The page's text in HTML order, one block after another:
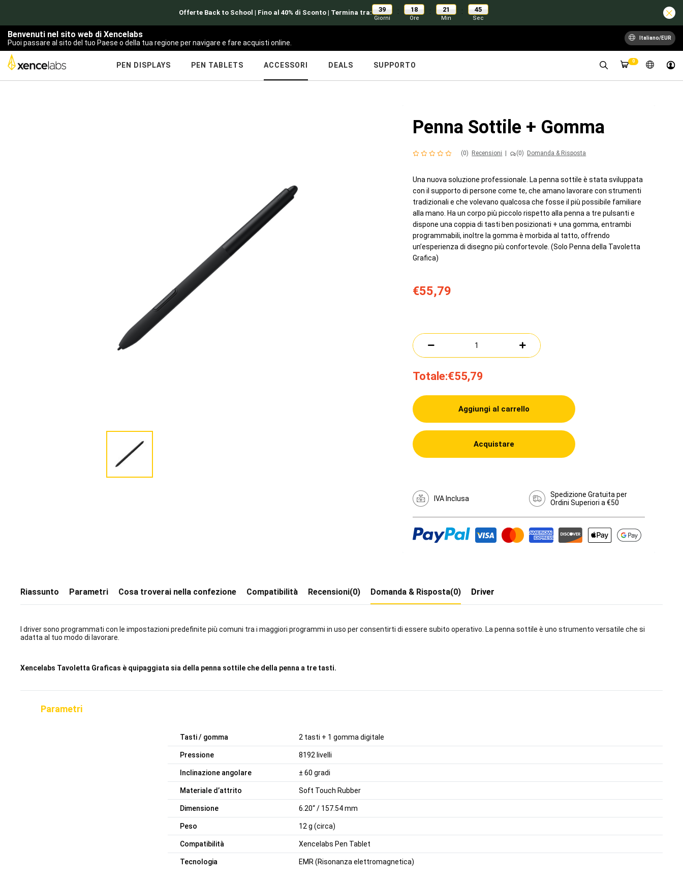
Offerte Back to School | Fino al 40% di Sconto | Termina tra: 39
Giorni
: 18
Ore
: 21
Min
: 44
Sec
Benvenuti nel sito web di Xencelabs
Puoi passare al sito del tuo Paese o della tua regione per navigare e fare acquisti online.
Italiano/EUR
PEN DISPLAYS PEN TABLETS ACCESSORI DEALS SUPPORTO 0
Penna Sottile + Gomma
(0) Recensioni (0) Domanda & Risposta
Una nuova soluzione professionale. La penna sottile è stata sviluppata
con il supporto di persone come te, che amano lavorare con strumenti
tradizionali e che volevano qualcosa che fosse il più possibile familiare
alla mano. Ha un corpo più piccolo rispetto alla penna a tre pulsanti e
dispone una coppia di tasti ben posizionati + una gomma, entrambi
programmabili, inoltre la gomma è morbida al tatto, offrendo
un’esperienza di disegno più confortevole. (Solo Penna della Tavoletta
Grafica)
€55,79
Totale:€55,79
Aggiungi al carrello
Acquistare
IVA Inclusa
Spedizione Gratuita per
Ordini Superiori a €50
Riassunto Parametri Cosa troverai nella confezione Compatibilità Recensioni(0) Domanda & Risposta(0) Driver
I driver sono programmati con le impostazioni predefinite più comuni tra i maggiori programmi in uso per consentirti di essere subito operativo. La penna sottile è uno strumento versatile che si
adatta al tuo modo di lavorare.
Xencelabs Tavoletta Graficas è quipaggiata sia della penna sottile che della penna a tre tasti.
Parametri
Tasti / gomma 2 tasti + 1 gomma digitale
Pressione 8192 livelli
Inclinazione angolare ± 60 gradi
Materiale d’attrito Soft Touch Rubber
Dimensione 6.20“ / 157.54 mm
Peso 12 g (circa)
Compatibilità Xencelabs Pen Tablet
Tecnologia EMR (Risonanza elettromagnetica)